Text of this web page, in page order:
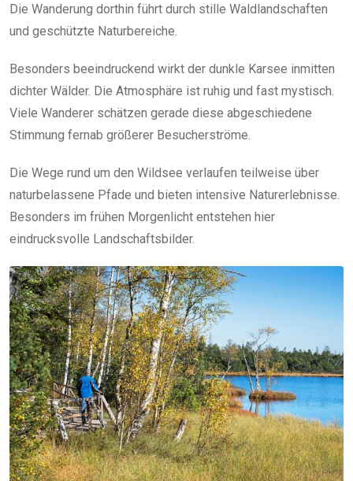
Die Wanderung dorthin führt durch stille Waldlandschaften
und geschützte Naturbereiche.
Besonders beeindruckend wirkt der dunkle Karsee inmitten
dichter Wälder. Die Atmosphäre ist ruhig und fast mystisch.
Viele Wanderer schätzen gerade diese abgeschiedene
Stimmung fernab größerer Besucherströme.
Die Wege rund um den Wildsee verlaufen teilweise über
naturbelassene Pfade und bieten intensive Naturerlebnisse.
Besonders im frühen Morgenlicht entstehen hier
eindrucksvolle Landschaftsbilder.